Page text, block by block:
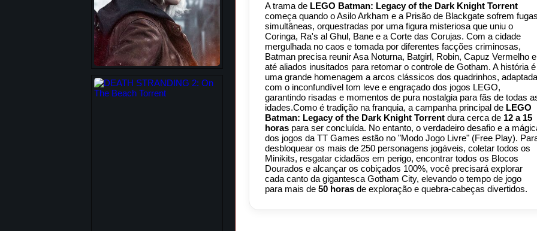
A trama de LEGO Batman: Legacy of the Dark Knight Torrent
começa quando o Asilo Arkham e a Prisão de Blackgate sofrem fugas
simultâneas, orquestradas por uma figura misteriosa que uniu o
Coringa, Ra's al Ghul, Bane e a Corte das Corujas. Com a cidade
mergulhada no caos e tomada por diferentes facções criminosas,
Batman precisa reunir Asa Noturna, Batgirl, Robin, Capuz Vermelho e
até aliados inusitados para retomar o controle de Gotham. A história é
uma grande homenagem a arcos clássicos dos quadrinhos, adaptada
com o inconfundível tom leve e engraçado dos jogos LEGO,
garantindo risadas e momentos de pura nostalgia para fãs de todas
idades.Como é tradição na franquia, a campanha principal de LEGO
Batman: Legacy of the Dark Knight Torrent dura cerca de 12 a 15
horas para ser concluída. No entanto, o verdadeiro desafio e a
dos jogos da TT Games estão no "Modo Jogo Livre" (Free Play).
desbloquear os mais de 250 personagens jogáveis, coletar todos os
Minikits, resgatar cidadãos em perigo, encontrar todos os Blocos
Dourados e alcançar os cobiçados 100%, você precisará explorar
cada canto da gigantesca Gotham City, elevando o tempo de jogo
para mais de 50 horas de exploração e quebra-cabeças divertidos.